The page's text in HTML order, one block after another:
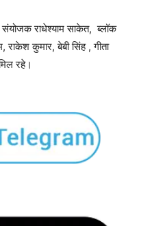
संयोजक राधेश्याम साकेत, ब्लॉक
कुमार, बेबी सिंह , गीता
रहे।